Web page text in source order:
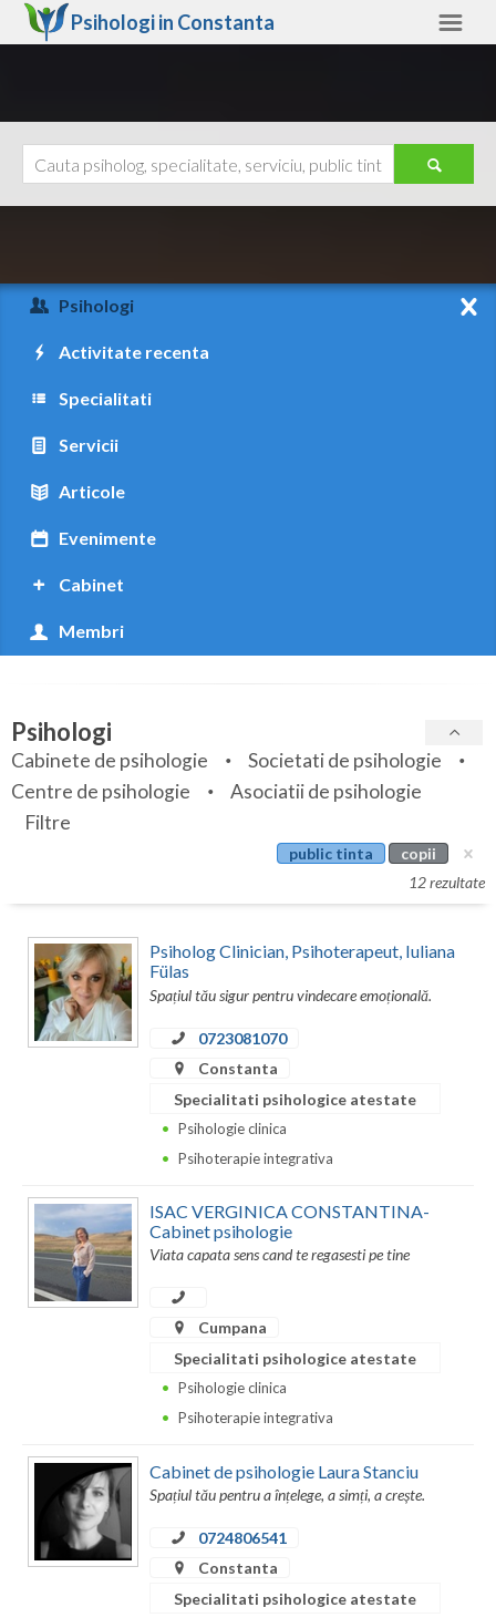
Psihologi in Constanta
Arad
Braila
Brasov
Bucuresti
Calarasi
Caras-Severin
Cluj
Covasna
Dambovita
Dolj
Galati
Hunedoara
Ialomita
Iasi
Olt
Ajutor
Psihologi
Activitate recenta
Specialitati
Servicii
Articole
Evenimente
Cabinet
Membri
Psihologi
Cabinete de psihologie
Societati de psihologie
Centre de psihologie
Asociatii de psihologie
Filtre
public tinta
copii
12 rezultate
Psiholog Clinician, Psihoterapeut, Iuliana
Fülas
Spațiul tău sigur pentru vindecare emoțională.
0723081070
Constanta
Specialitati psihologice atestate
Psihologie clinica
Psihoterapie integrativa
ISAC VERGINICA CONSTANTINA-
Cabinet psihologie
Viata capata sens cand te regasesti pe tine
Cumpana
Specialitati psihologice atestate
Psihologie clinica
Psihoterapie integrativa
Cabinet de psihologie Laura Stanciu
Spațiul tău pentru a înțelege, a simți, a crește.
0724806541
Constanta
Specialitati psihologice atestate